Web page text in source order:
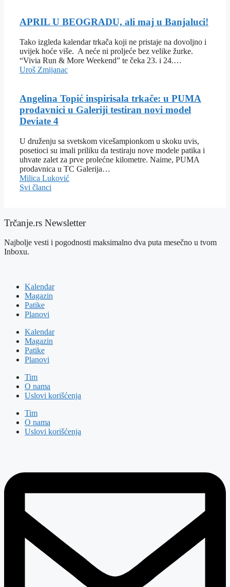
APRIL U BEOGRADU, ali maj u Banjaluci!
Tako izgleda kalendar trkača koji ne pristaje na dovoljno i
uvijek hoće više. A neće ni proljeće bez velike žurke.
“Vivia Run & More Weekend” te čeka 23. i 24.…
Uroš Zmijanac
Angelina Topić inspirisala trkače: u PUMA
prodavnici u Galeriji testiran novi model
Deviate 4
U druženju sa svetskom vicešampionkom u skoku uvis,
posetioci su imali priliku da testiraju nove modele patika i
uhvate zalet za prve prolećne kilometre. Naime, PUMA
prodavnica u TC Galerija…
Milica Luković
Svi članci
Trčanje.rs Newsletter
Najbolje vesti i pogodnosti maksimalno dva puta mesečno u tvom
Inboxu.
Kalendar
Magazin
Patike
Planovi
Kalendar
Magazin
Patike
Planovi
Tim
O nama
Uslovi korišćenja
Tim
O nama
Uslovi korišćenja